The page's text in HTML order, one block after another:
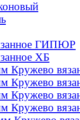
ГИПЮР
ХБ
Кружево
Кружево
Кружево
Кружево